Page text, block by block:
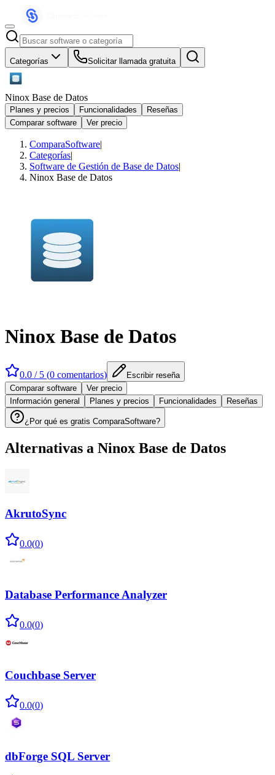
Categorías Solicitar llamada gratuita
Ninox Base de Datos
Planes y precios Funcionalidades
Reseñas
Comparar software
Ver precio
ComparaSoftware|
Categorías|
Software de Gestión de Base de Datos|
Ninox Base de Datos
Ninox Base de Datos
0.0 / 5 (0 comentarios)
Escribir reseña
Comparar software
Ver precio
Información general
Planes y precios Funcionalidades Reseñas
¿Por qué es gratis ComparaSoftware?
Alternativas a Ninox Base de Datos
AkrutoSync
0.0(0)
Database Performance Analyzer
0.0(0)
Couchbase Server
0.0(0)
dbForge SQL Server